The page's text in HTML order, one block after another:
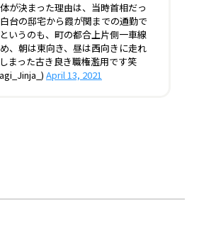
が決まった理由は、当時首相だっ
台の邸宅から霞が関までの通勤で
いうのも、町の都合上片側一車線
、朝は東向き、昼は西向きに走れ
まった古き良き職権濫用です笑
April 13, 2021